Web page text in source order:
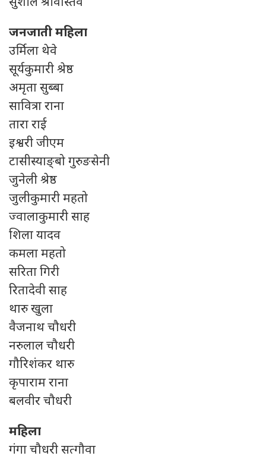
जनजाती महिला
उर्मिला थेवे
सूर्यकुमारी श्रेष्ठ
अमृता सुब्बा
सावित्रा राना
तारा राई
इश्वरी जीएम
टासीस्याङ्बो गुरुङसेनी
जुनेली श्रेष्ठ
जुलीकुमारी महतो
ज्वालाकुमारी साह
शिला यादव
कमला महतो
सरिता गिरी
रितादेवी साह
थारु खुला
वैजनाथ चौधरी
नरुलाल चौधरी
गौरिशंकर थारु
कृपाराम राना
बलवीर चौधरी
महिला
गंगा चौधरी सत्गौवा